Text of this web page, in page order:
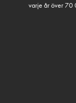
varje år över 70